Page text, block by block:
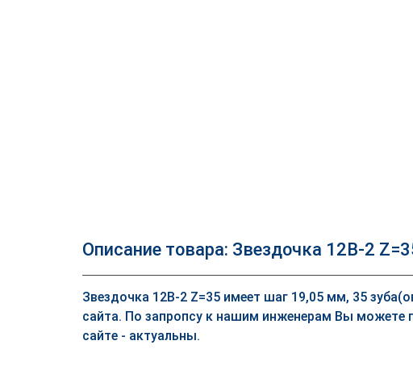
Описание товара: Звездочка 12B-2
Звездочка 12B-2 Z=35 имеет шаг 19,05 мм, 35
сайта. По запропсу к нашим инженерам Вы можете
сайте - актуальны.